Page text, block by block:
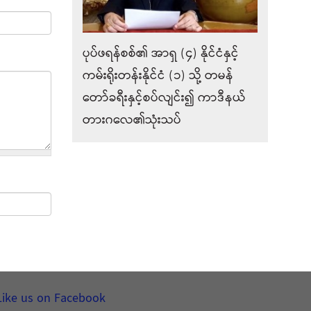
ပုပ်ဖရန်စစ်၏ အာရှ (၄) နိုင်ငံနှင့်
ကမ်းရိုးတန်းနိုင်ငံ (၁) သို့ တမန်
တော်ခရီးနှင့်စပ်လျင်း၍ ကာဒီနယ်
တားဂလေ၏သုံးသပ်
us on Facebook